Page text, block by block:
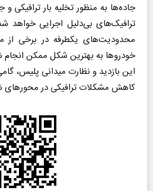
جاده‌ها به منظور تخلیه بار ترافیکی
ترافیک‌های بی‌دلیل اجرایی
محدودیت‌های یکطرفه در برخی از
خودروها به بهترین شکل ممکن انجام
این بازدید و نظارت میدانی پلیس،
کاهش مشکلات ترافیکی در محورهای